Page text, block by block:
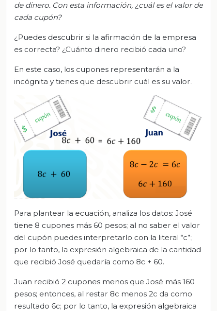
de dinero. Con esta información, ¿cuál es el valor de
cada cupón?
¿Puedes descubrir si la afirmación de la empresa
es correcta? ¿Cuánto dinero recibió cada uno?
En este caso, los cupones representarán a la
incógnita y tienes que descubrir cuál es su valor.
Para plantear la ecuación, analiza los datos: José
tiene 8 cupones más 60 pesos; al no saber el valor
del cupón puedes interpretarlo con la literal “c”;
por lo tanto, la expresión algebraica de la cantidad
que recibió José quedaría como 8c + 60.
Juan recibió 2 cupones menos que José más 160
pesos; entonces, al restar 8c menos 2c da como
resultado 6c; por lo tanto, la expresión algebraica